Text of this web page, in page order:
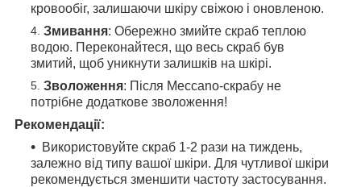
кровообіг, залишаючи шкіру свіжою і оновленою.
Змивання: Обережно змийте скраб теплою
водою. Переконайтеся, що весь скраб був
змитий, щоб уникнути залишків на шкірі.
Зволоження: Після Meccano-скрабу не
потрібне додаткове зволоження!
Рекомендації:
Використовуйте скраб 1-2 рази на тиждень,
залежно від типу вашої шкіри. Для чутливої шкіри
рекомендується зменшити частоту застосування.